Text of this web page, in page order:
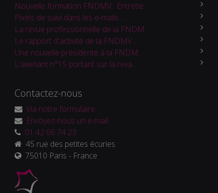
Nouvelle formation FNDMV : Entretie...
Pixels de suivi dans les e-mails : ...
La revue professionnelle de la FNDM...
Le rapport d'activité de la FNDMV ...
Une nouvelle présidente à la FNDM...
L'avenant n°15 portant sur la reva...
Contactez-nous
Via notre formulaire
Envoyez-nous un e-mail
01 42 06 74 23
45 rue des petites écuries
75010 Paris - France